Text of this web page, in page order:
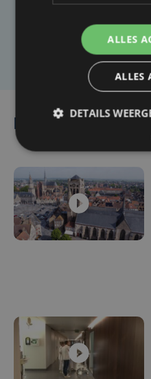
Laat het
ALLES
ALLES
DETAILS